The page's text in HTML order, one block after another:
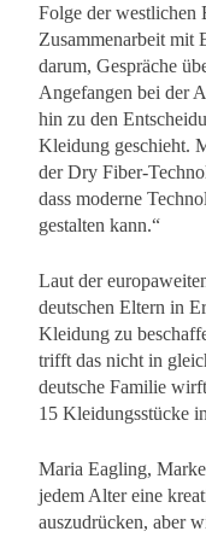
Folge der westlichen
Zusammenarbeit mit
darum, Gespräche
Angefangen bei der
hin zu den
Kleidung geschieht.
der Dry Fiber-
dass moderne
gestalten kann.“
Laut der
deutschen Eltern in
Kleidung zu
trifft das nicht in
deutsche Familie
15 Kleidungsstücke
Maria Eagling,
jedem Alter eine
auszudrücken, aber